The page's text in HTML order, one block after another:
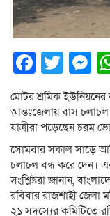
মোটর শ্রমিক ইউনিয়নের
আন্তঃজেলায় বাস চলাচল
যাত্রীরা পড়েছেন চরম
‎সোমবার সকাল সাড়ে
চলাচল বন্ধ করে দেন।
সংশ্লিষ্টরা জানান,
রবিবার রাজশাহী জেলা
২১ সদস্যের কমিটিতে